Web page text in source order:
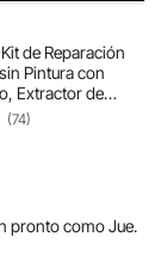
de Reparación
Pintura con
Extractor de
de Abolladuras
Extracción,
Caliente para
(74)
pronto como Jue.